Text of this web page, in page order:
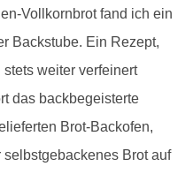
Vollkornbrot fand ich ein
Backstube. Ein Rezept,
weiter verfeinert
das backbegeisterte
Brot-Backofen,
Brot auf